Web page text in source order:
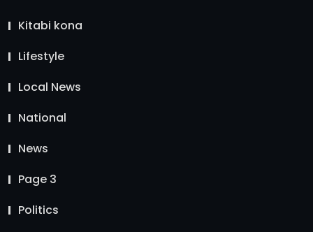
Kitabi kona
Lifestyle
Local News
National
News
Page 3
Politics